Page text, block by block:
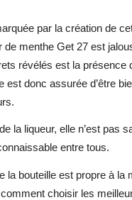
par la création de
de menthe Get 27 est
révélés est la
est donc assurée d’être
la liqueur, elle n’est pas
entre tous.
la bouteille est propre à la
choisir les